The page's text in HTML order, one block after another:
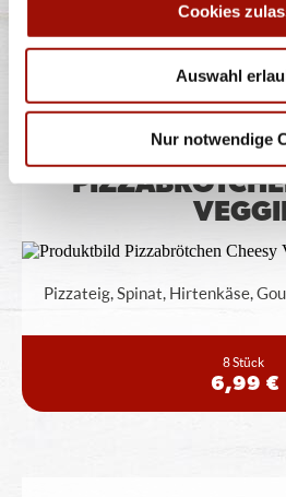
Cookies
Auswahl
Nur notwendige
8 Stück
5,99 €
Pizzateig, Spinat, Hirtenkäse,
8 Stück
6,99 €